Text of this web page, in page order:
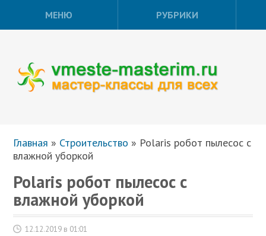
МЕНЮ РУБРИКИ
Главная » Строительство » Polaris робот пылесос с
влажной уборкой
Polaris робот пылесос с
влажной уборкой
12.12.2019 в 01:01